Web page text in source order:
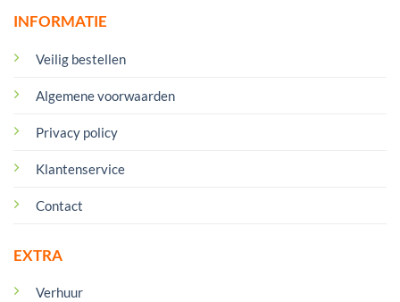
INFORMATIE
Veilig bestellen
Algemene voorwaarden
Privacy policy
Klantenservice
Contact
EXTRA
Verhuur